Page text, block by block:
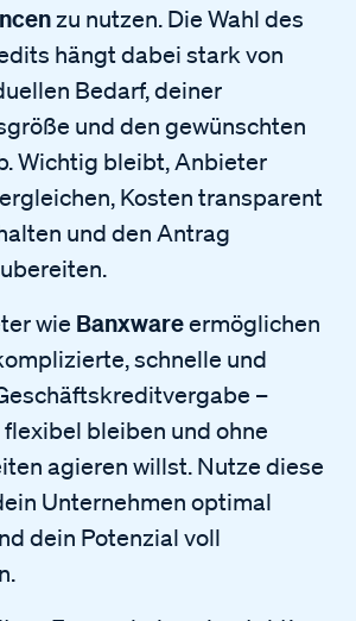
zu nutzen. Die Wahl des
hängt dabei stark von
Bedarf, deiner
und den gewünschten
Wichtig bleibt, Anbieter
Kosten transparent
und den Antrag
wie Banxwareermöglichen
schnelle und
–
flexibel bleiben und ohne
agieren willst. Nutze diese
Unternehmen optimal
dein Potenzial voll